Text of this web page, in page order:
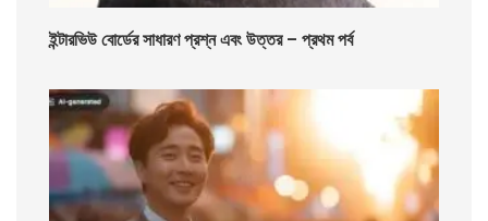
ইন্টারভিউ বোর্ডের সাধারণ প্রশ্ন এবং উত্তর – প্রথম পর্ব